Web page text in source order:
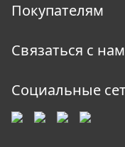
Покупателям
Связаться
Социальные